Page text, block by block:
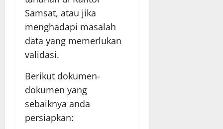
Samsat, atau jika
menghadapi masalah
data yang memerlukan
validasi.
Berikut dokumen-
dokumen yang
sebaiknya anda
persiapkan: